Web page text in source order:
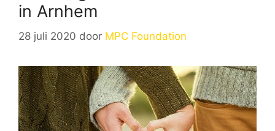
in Arnhem
28 juli 2020 door MPC Foundation